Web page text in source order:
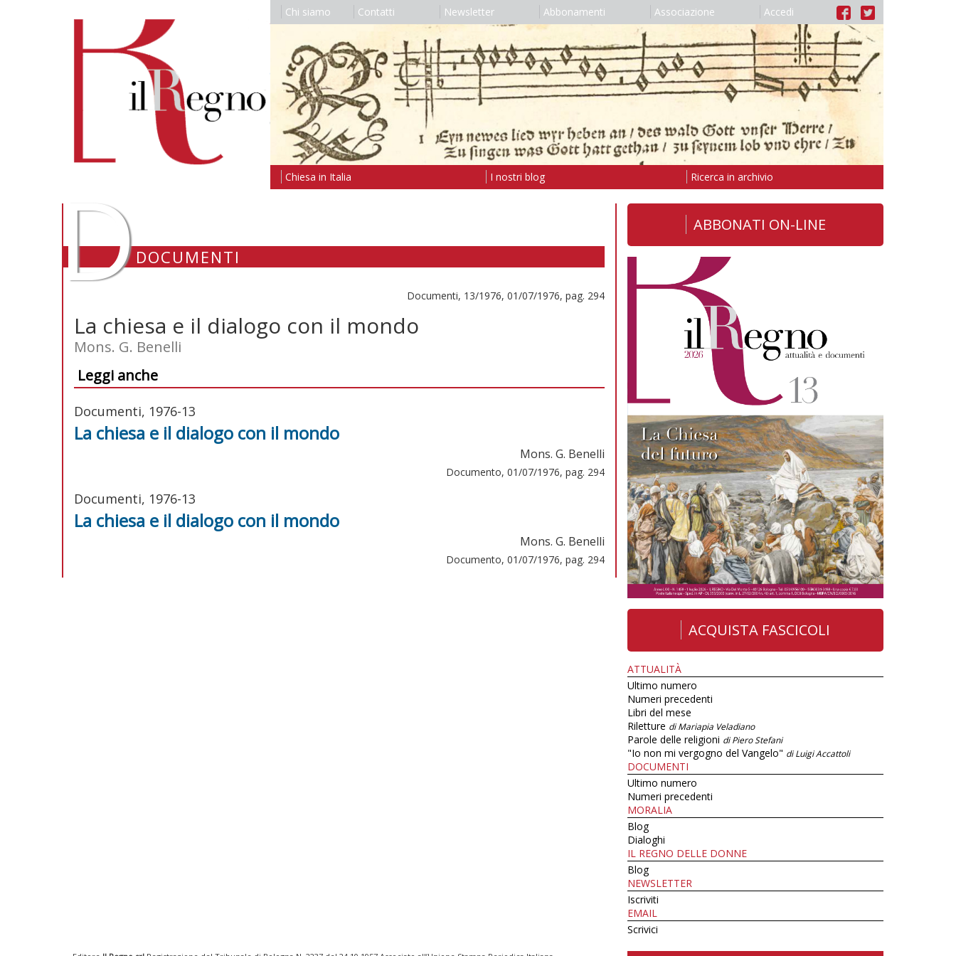
Chi siamo Contatti Newsletter Abbonamenti Associazione Accedi
Chiesa in Italia I nostri blog Ricerca in archivio
DDOCUMENTI
Documenti, 13/1976, 01/07/1976, pag. 294
La chiesa e il dialogo con il mondo
Mons. G. Benelli
Leggi anche
Documenti, 1976-13
La chiesa e il dialogo con il mondo
Mons. G. Benelli
Documento, 01/07/1976, pag. 294
Documenti, 1976-13
La chiesa e il dialogo con il mondo
Mons. G. Benelli
Documento, 01/07/1976, pag. 294
ABBONATI ON-LINE
ACQUISTA FASCICOLI
ATTUALITÀ
Ultimo numero
Numeri precedenti
Libri del mese
Riletture di Mariapia Veladiano
Parole delle religioni di Piero Stefani
"Io non mi vergogno del Vangelo" di Luigi Accattoli
DOCUMENTI
Ultimo numero
Numeri precedenti
MORALIA
Blog
Dialoghi
IL REGNO DELLE DONNE
Blog
NEWSLETTER
Iscriviti
EMAIL
Scrivici